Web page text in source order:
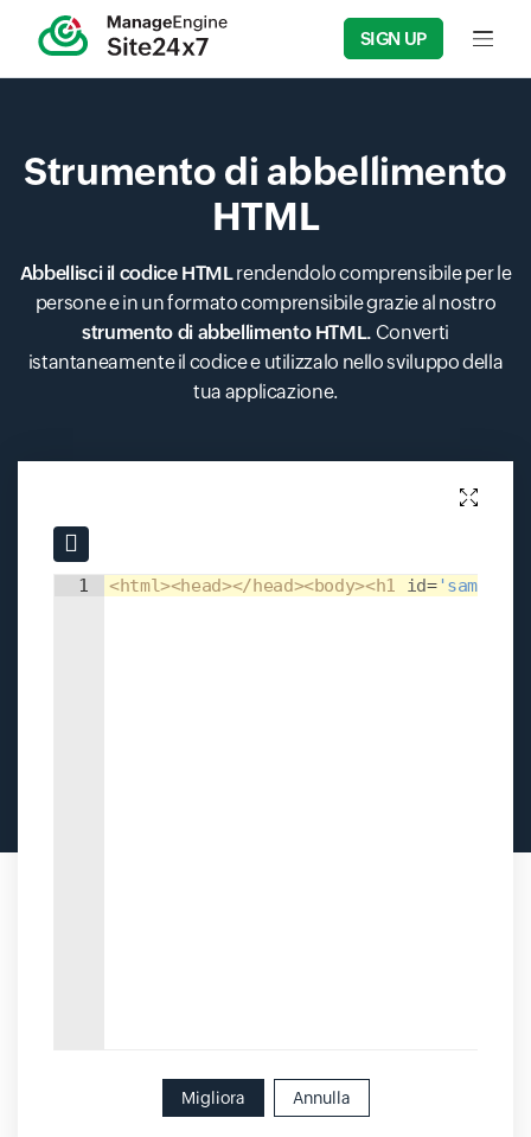
SIGN UP Input
Strumento di abbellimento
HTML
Abbellisci il codice HTMLrendendolo comprensibile per le
persone e in un formato comprensibile grazie al nostro
strumento di abbellimento HTML. Converti
istantaneamente il codice e utilizzalo nello sviluppo della
tua applicazione.
Input field
Input field
1 <html><head></head><body><h1 id='sample'
Migliora Annulla